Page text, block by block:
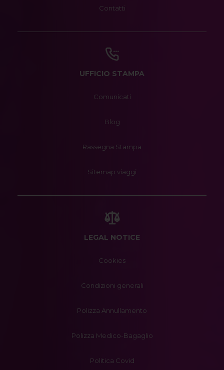
Contatti
UFFICIO STAMPA
Comunicati
Blog
Rassegna Stampa
Sitemap viaggi
LEGAL NOTICE
Cookies
Condizioni generali
Polizza Annullamento
Polizza Medico-Bagaglio
Politica Covid